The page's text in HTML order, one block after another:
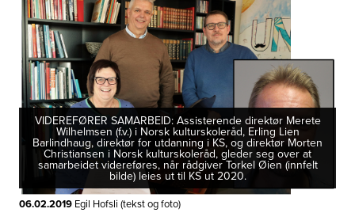
VIDEREFØRER SAMARBEID: Assisterende direktør Merete
Wilhelmsen (f.v.) i Norsk kulturskoleråd, Erling Lien
Barlindhaug, direktør for utdanning i KS, og direktør Morten
Christiansen i Norsk kulturskoleråd, gleder seg over at
samarbeidet videreføres, når rådgiver Torkel Øien (innfelt
bilde) leies ut til KS ut 2020.
06.02.2019 Egil Hofsli (tekst og foto)